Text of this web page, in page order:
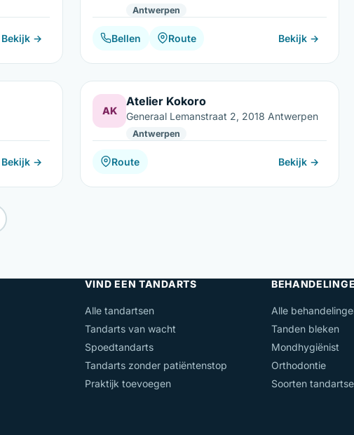
Bekijk →
Antwerpen
Bellen Route Bekijk →
Bekijk →
AK
Atelier Kokoro
Generaal Lemanstraat 2, 2018 Antwerpen
Antwerpen
Route Bekijk →
VIND EEN TANDARTS
Alle tandartsen
Tandarts van wacht
Spoedtandarts
Tandarts zonder patiëntenstop
Praktijk toevoegen
Alle
Tanden bleken
Mondhygiënist
Orthodontie
Soorten